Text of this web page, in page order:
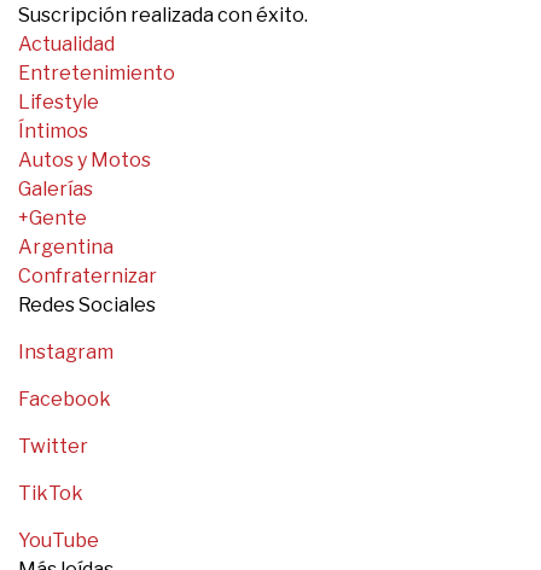
Suscripción realizada con éxito.
Actualidad
Entretenimiento
Lifestyle
Íntimos
Autos y Motos
Galerías
+Gente
Argentina
Confraternizar
Redes Sociales
Instagram
Facebook
Twitter
TikTok
YouTube